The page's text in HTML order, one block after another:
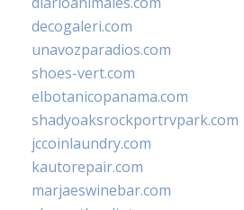
decogaleri.com
unavozparadios.com
shoes-vert.com
elbotanicopanama.com
shadyoaksrockportrvpark.com
jccoinlaundry.com
kautorepair.com
marjaeswinebar.com